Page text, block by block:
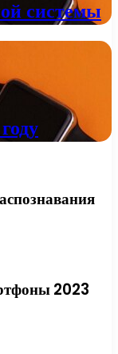
системы
2023